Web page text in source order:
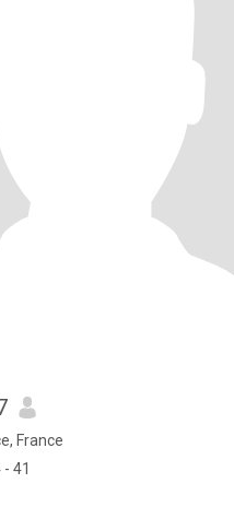
France
41